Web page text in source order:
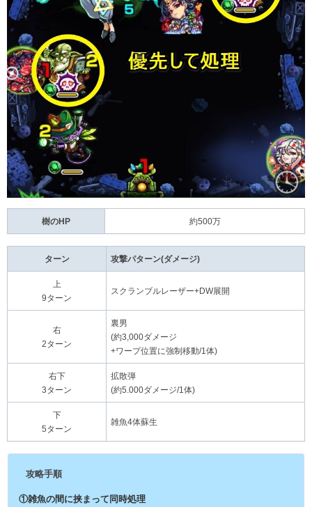
樹のHP 約500万
ターン 攻撃パターン(ダメージ)
上
9ターン
スクランブルレーザー+DW展開
右
2ターン
裏男
(約3,000ダメージ
+ワープ位置に強制移動/1体)
右下
3ターン
拡散弾
(約5.000ダメージ/1体)
下
5ターン
雑魚4体蘇生
攻略手順
①雑魚の間に挟まって同時処理